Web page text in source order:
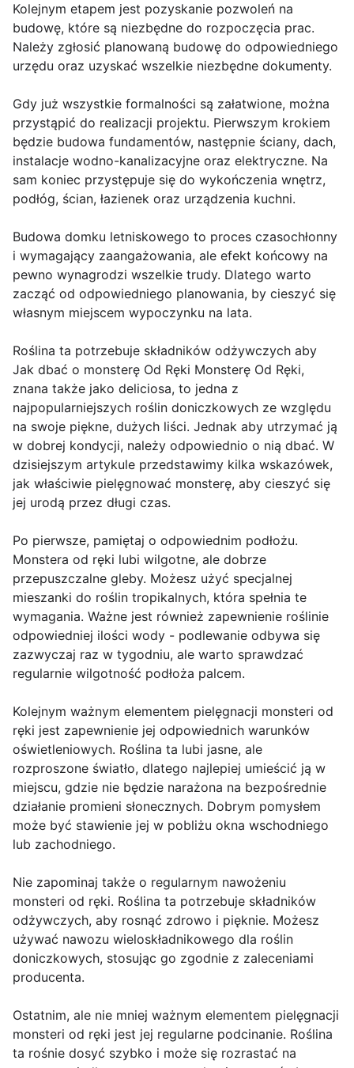
Kolejnym etapem jest pozyskanie pozwoleń na
budowę, które są niezbędne do rozpoczęcia prac.
Należy zgłosić planowaną budowę do odpowiedniego
urzędu oraz uzyskać wszelkie niezbędne dokumenty.
Gdy już wszystkie formalności są załatwione, można
przystąpić do realizacji projektu. Pierwszym krokiem
będzie budowa fundamentów, następnie ściany, dach,
instalacje wodno-kanalizacyjne oraz elektryczne. Na
sam koniec przystępuje się do wykończenia wnętrz,
podłóg, ścian, łazienek oraz urządzenia kuchni.
Budowa domku letniskowego to proces czasochłonny
i wymagający zaangażowania, ale efekt końcowy na
pewno wynagrodzi wszelkie trudy. Dlatego warto
zacząć od odpowiedniego planowania, by cieszyć się
własnym miejscem wypoczynku na lata.
Roślina ta potrzebuje składników odżywczych aby
Jak dbać o monsterę Od Ręki Monsterę Od Ręki,
znana także jako deliciosa, to jedna z
najpopularniejszych roślin doniczkowych ze względu
na swoje piękne, dużych liści. Jednak aby utrzymać ją
w dobrej kondycji, należy odpowiednio o nią dbać. W
dzisiejszym artykule przedstawimy kilka wskazówek,
jak właściwie pielęgnować monsterę, aby cieszyć się
jej urodą przez długi czas.
Po pierwsze, pamiętaj o odpowiednim podłożu.
Monstera od ręki lubi wilgotne, ale dobrze
przepuszczalne gleby. Możesz użyć specjalnej
mieszanki do roślin tropikalnych, która spełnia te
wymagania. Ważne jest również zapewnienie roślinie
odpowiedniej ilości wody - podlewanie odbywa się
zazwyczaj raz w tygodniu, ale warto sprawdzać
regularnie wilgotność podłoża palcem.
Kolejnym ważnym elementem pielęgnacji monsteri od
ręki jest zapewnienie jej odpowiednich warunków
oświetleniowych. Roślina ta lubi jasne, ale
rozproszone światło, dlatego najlepiej umieścić ją w
miejscu, gdzie nie będzie narażona na bezpośrednie
działanie promieni słonecznych. Dobrym pomysłem
może być stawienie jej w pobliżu okna wschodniego
lub zachodniego.
Nie zapominaj także o regularnym nawożeniu
monsteri od ręki. Roślina ta potrzebuje składników
odżywczych, aby rosnąć zdrowo i pięknie. Możesz
używać nawozu wieloskładnikowego dla roślin
doniczkowych, stosując go zgodnie z zaleceniami
producenta.
Ostatnim, ale nie mniej ważnym elementem pielęgnacji
monsteri od ręki jest jej regularne podcinanie. Roślina
ta rośnie dosyć szybko i może się rozrastać na